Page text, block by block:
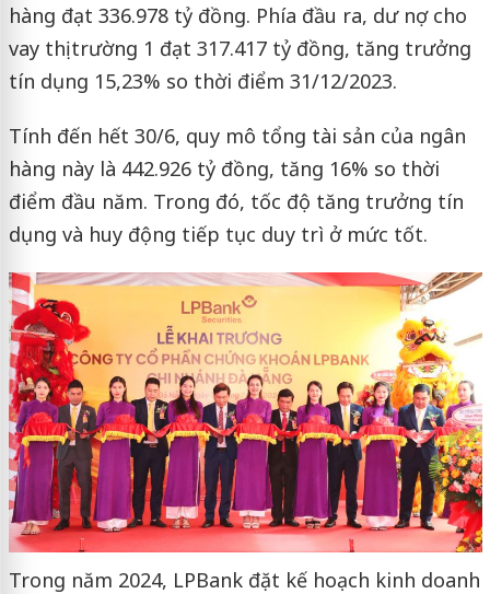
hàng đạt 336.978 tỷ đồng. Phía đầu ra, dư nợ cho
vay thị trường 1 đạt 317.417 tỷ đồng, tăng trưởng
tín dụng 15,23% so thời điểm 31/12/2023.
Tính đến hết 30/6, quy mô tổng tài sản của ngân
hàng này là 442.926 tỷ đồng, tăng 16% so thời
điểm đầu năm. Trong đó, tốc độ tăng trưởng tín
dụng và huy động tiếp tục duy trì ở mức tốt.
Trong năm 2024, LPBank đặt kế hoạch kinh doanh